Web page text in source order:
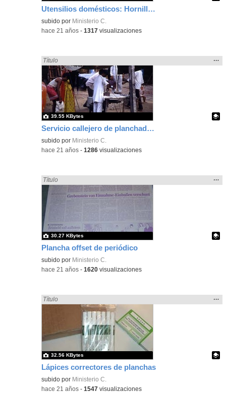
Utensilios domésticos: Hornillo de gas para calentar planchas, M
Contenido educativo.
subido por Ministerio C.
-hace 21 años -1317 visualizaciones
Servicio callejero de planchado rápido, Delhi, India
Encontrado «plancha» en:
Título
la
…
Contenido educativo.
subido por Ministerio C.
39.55 KBytes
-hace 21 años -1286 visualizaciones
Plancha offset de periódico
Encontrado «plancha» en:
Título
la
…
Contenido educativo.
subido por Ministerio C.
30.27 KBytes
-hace 21 años -1620 visualizaciones
Lápices correctores de planchas
Encontrado «plancha» en:
Título
la
…
Contenido educativo.
subido por Ministerio C.
32.56 KBytes
-hace 21 años -1547 visualizaciones